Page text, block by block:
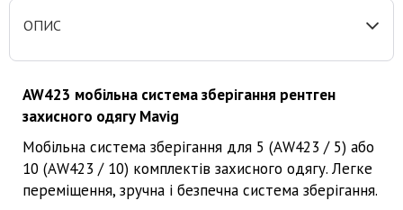
ОПИС
AW423 мобільна система зберігання рентген
захисного одягу Mavig
Мобільна система зберігання для 5 (AW423 / 5) або
10 (AW423 / 10) комплектів захисного одягу. Легке
переміщення, зручна і безпечна система зберігання.